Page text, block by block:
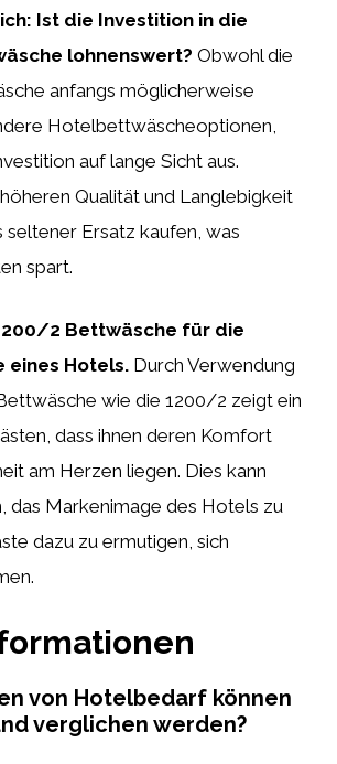
Ist die Investition in die
lohnenswert? Obwohl die
anfangs möglicherweise
Hotelbettwäscheoptionen,
auf lange Sicht aus.
Qualität und Langlebigkeit
seltener Ersatz kaufen, was
spart.
2 Bettwäsche für die
eines Hotels. Durch Verwendung
wie die 1200/2 zeigt ein
dass ihnen deren Komfort
am Herzen liegen. Dies kann
das Markenimage des Hotels zu
dazu zu ermutigen, sich
von Hotelbedarf können
verglichen werden?